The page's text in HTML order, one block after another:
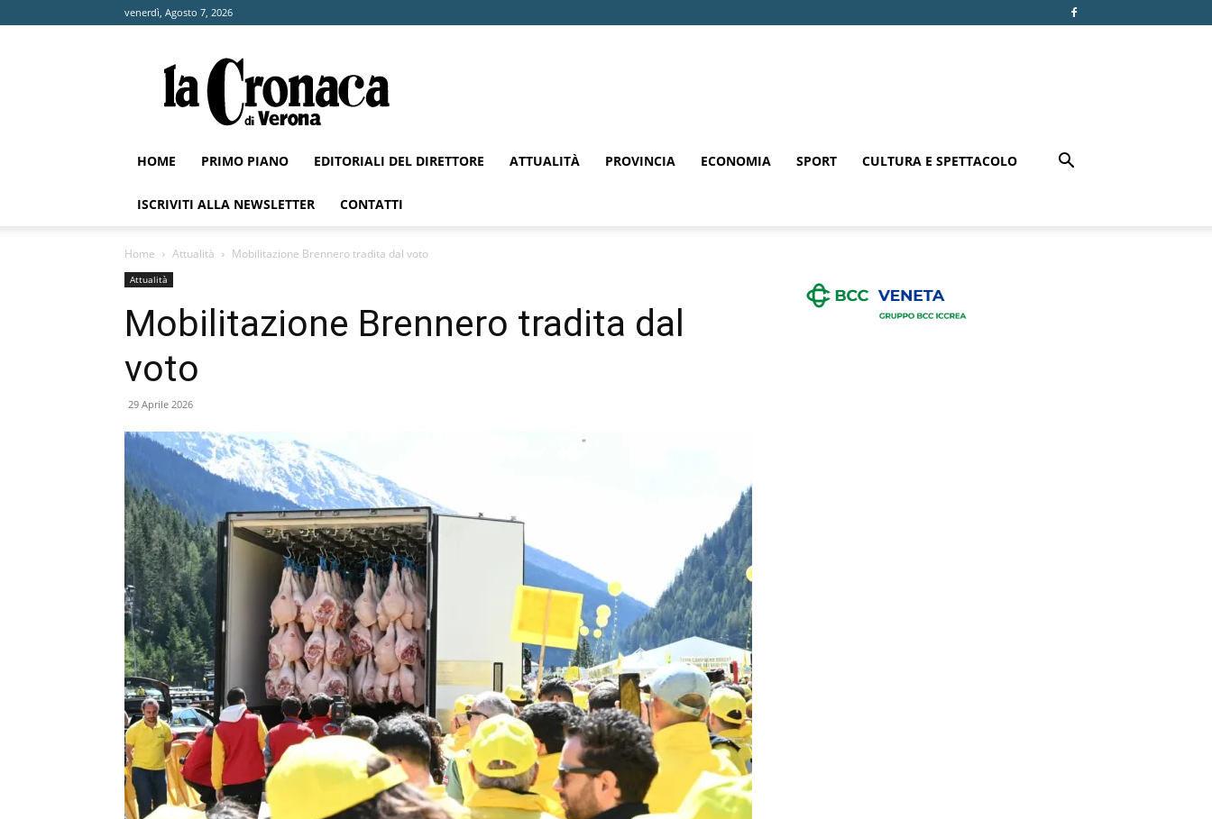
venerdì, Agosto 7, 2026
Cronaca
di
Verona
HOME PRIMO PIANO EDITORIALI DEL DIRETTORE ATTUALITÀ PROVINCIA ECONOMIA SPORT CULTURA E SPETTACOLO
ISCRIVITI ALLA NEWSLETTER CONTATTI
Home Attualità Mobilitazione Brennero tradita dal voto
Attualità
Mobilitazione Brennero tradita dal
voto
29 Aprile 2026